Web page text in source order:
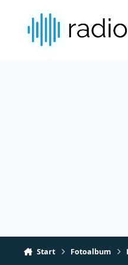
Start Fotoalbum